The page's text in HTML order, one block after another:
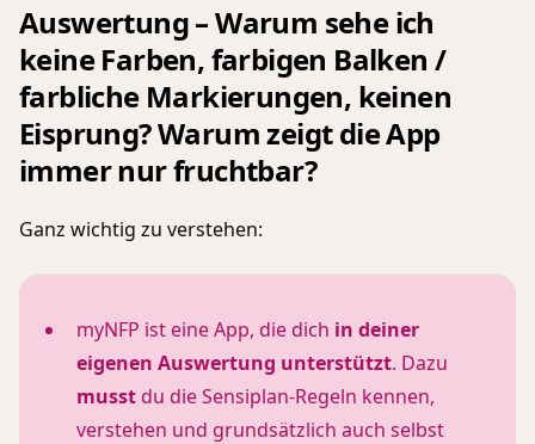
Auswertung – Warum sehe ich
keine Farben, farbigen Balken /
farbliche Markierungen, keinen
Eisprung? Warum zeigt die App
immer nur fruchtbar?
Ganz wichtig zu verstehen:
myNFP ist eine App, die dich in deiner
eigenen Auswertung unterstützt. Dazu
musst du die Sensiplan-Regeln kennen,
verstehen und grundsätzlich auch selbst